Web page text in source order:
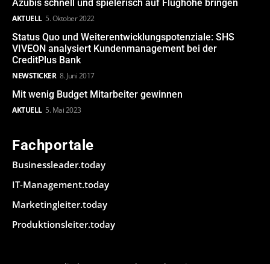
Azubis schnell und spielerisch auf Flughöhe bringen
AKTUELL 5. Oktober 2022
Status Quo und Weiterentwicklungspotenziale: SHS
VIVEON analysiert Kundenmanagement bei der
CreditPlus Bank
NEWSTICKER 8. Juni 2017
Mit wenig Budget Mitarbeiter gewinnen
AKTUELL 5. Mai 2023
Fachportale
Businessleader.today
IT-Management.today
Marketingleiter.today
Produktionsleiter.today